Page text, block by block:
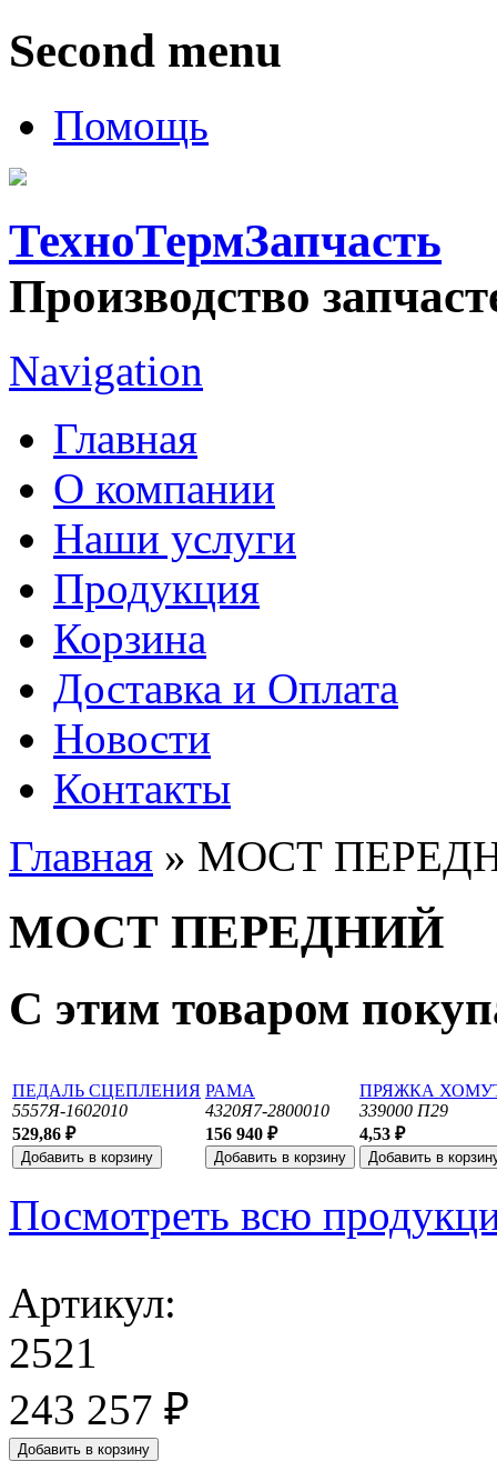
Second menu
Помощь
ТехноТермЗапчасть
Производство
Navigation
Главная
О компании
Наши услуги
Продукция
Корзина
Доставка и Оплата
Новости
Контакты
Вы здесь
Главная » МОСТ
МОСТ ПЕРЕДНИЙ
С этим товаром
ПЕДАЛЬ СЦЕПЛЕНИЯ
5557Я-1602010
529,86 ₽
РАМА
4320Я7-2800010
156 940 ₽
ПРЯЖКА
339000 П29
4,53 ₽
Посмотреть всю
Артикул:
2521
243 257 ₽